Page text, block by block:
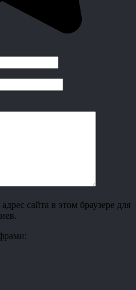
сайта в этом браузере для